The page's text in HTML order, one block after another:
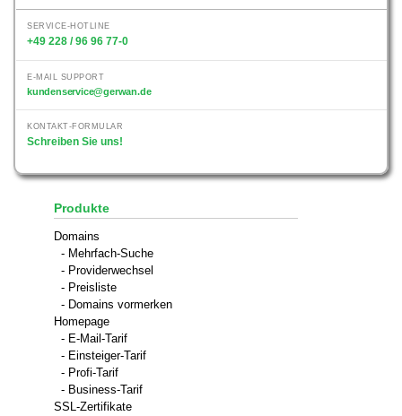
SERVICE-HOTLINE
+49 228 / 96 96 77-0
E-MAIL SUPPORT
kundenservice@gerwan.de
KONTAKT-FORMULAR
Schreiben Sie uns!
Produkte
Domains
- Mehrfach-Suche
- Providerwechsel
- Preisliste
- Domains vormerken
Homepage
- E-Mail-Tarif
- Einsteiger-Tarif
- Profi-Tarif
- Business-Tarif
SSL-Zertifikate